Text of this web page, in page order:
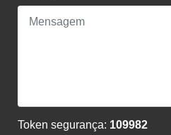
Token segurança: 109982